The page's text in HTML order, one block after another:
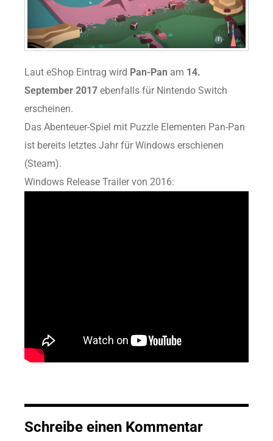
Laut eShop Eintrag wird Pan-Pan am 14.
September 2017 ebenfalls für Nintendo Switch
erscheinen.
Das Abenteuer-Spiel mit Puzzle Elementen Pan-Pan
ist bereits letztes Jahr für Windows erschienen
(Steam).
Windows Release Trailer von 2016:
Schreibe einen Kommentar